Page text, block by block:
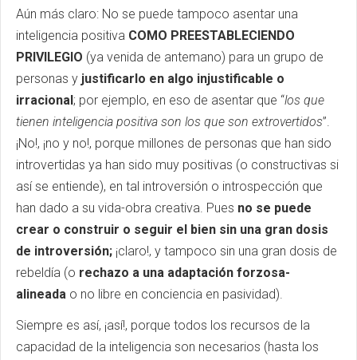
Aún más claro: No se puede tampoco asentar una
inteligencia positiva COMO PREESTABLECIENDO
PRIVILEGIO (ya venida de antemano) para un grupo de
personas y justificarlo en algo injustificable o
irracional; por ejemplo, en eso de asentar que “los que
tienen inteligencia positiva son los que son extrovertidos”.
¡No!, ¡no y no!, porque millones de personas que han sido
introvertidas ya han sido muy positivas (o constructivas si
así se entiende), en tal introversión o introspección que
han dado a su vida-obra creativa. Pues no se puede
crear o construir o seguir el bien sin una gran dosis
de introversión; ¡claro!, y tampoco sin una gran dosis de
rebeldía (o rechazo a una adaptación forzosa-
alineada o no libre en conciencia en pasividad).
Siempre es así, ¡así!, porque todos los recursos de la
capacidad de la inteligencia son necesarios (hasta los